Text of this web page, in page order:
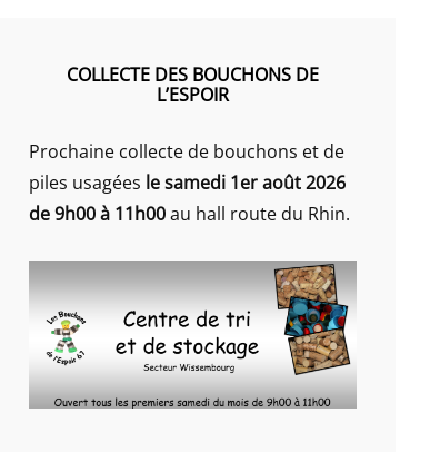
COLLECTE DES BOUCHONS DE
L’ESPOIR
Prochaine collecte de bouchons et de
piles usagées le samedi 1er août 2026
de 9h00 à 11h00au hall route du Rhin.